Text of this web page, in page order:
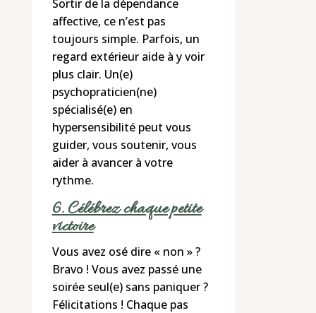
Sortir de la dépendance
affective, ce n’est pas
toujours simple. Parfois, un
regard extérieur aide à y voir
plus clair. Un(e)
psychopraticien(ne)
spécialisé(e) en
hypersensibilité peut vous
guider, vous soutenir, vous
aider à avancer à votre
rythme.
6. Célébrez chaque petite
victoire
Vous avez osé dire « non » ?
Bravo ! Vous avez passé une
soirée seul(e) sans paniquer ?
Félicitations ! Chaque pas